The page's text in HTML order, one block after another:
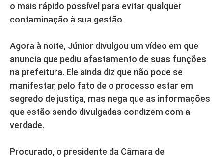
o mais rápido possível para evitar qualquer
contaminação à sua gestão.
Agora à noite, Júnior divulgou um vídeo em que
anuncia que pediu afastamento de suas funções
na prefeitura. Ele ainda diz que não pode se
manifestar, pelo fato de o processo estar em
segredo de justiça, mas nega que as informações
que estão sendo divulgadas condizem com a
verdade.
Procurado, o presidente da Câmara de